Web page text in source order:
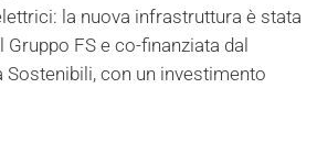
la nuova infrastruttura è stata
FS e co-finanziata dal
con un investimento